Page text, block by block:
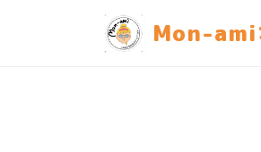
Mon-ami